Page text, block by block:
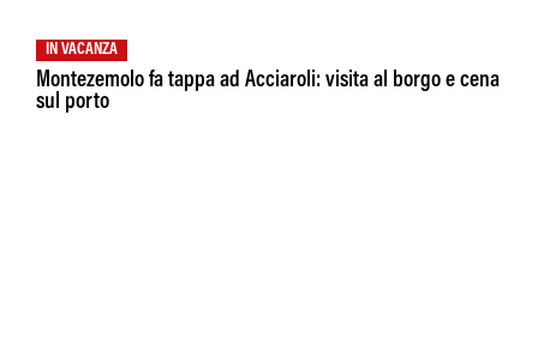
IN VACANZA
Montezemolo fa tappa ad Acciaroli: visita al borgo e cena
sul porto